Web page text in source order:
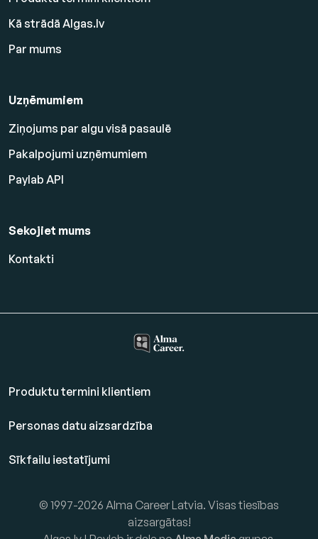
Kā strādā Algas.lv
Par mums
Uzņēmumiem
Ziņojums par algu visā pasaulē
Pakalpojumi uzņēmumiem
Paylab API
Sekojiet mums
Kontakti
Produktu termini klientiem
Personas datu aizsardzība
Sīkfailu iestatījumi
© 1997-2026 Alma Career Latvia. Visas tiesības
aizsargātas!